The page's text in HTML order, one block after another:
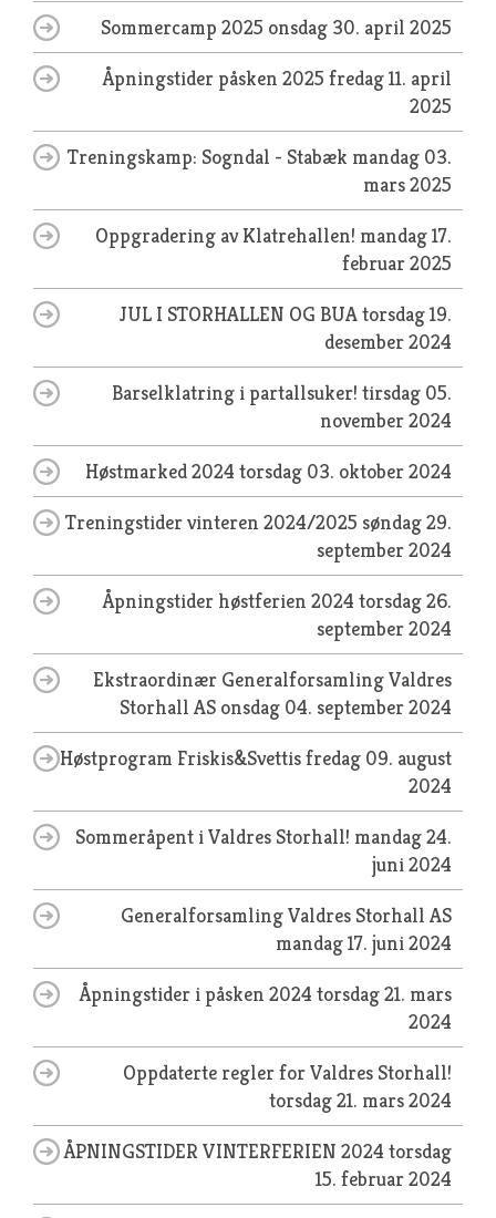
Sommercamp 2025 onsdag 30. april 2025
Åpningstider påsken 2025 fredag 11. april
2025
Treningskamp: Sogndal - Stabæk mandag 03.
mars 2025
Oppgradering av Klatrehallen! mandag 17.
februar 2025
JUL I STORHALLEN OG BUAtorsdag 19.
desember 2024
Barselklatring i partallsuker! tirsdag 05.
november 2024
Høstmarked 2024 torsdag 03. oktober 2024
Treningstider vinteren 2024/2025 søndag 29.
september 2024
Åpningstider høstferien 2024 torsdag 26.
september 2024
Ekstraordinær Generalforsamling Valdres
Storhall AS onsdag 04. september 2024
Høstprogram Friskis&Svettisfredag 09. august
2024
Sommeråpent i Valdres Storhall! mandag 24.
juni 2024
Generalforsamling Valdres Storhall AS
mandag 17. juni 2024
Åpningstider i påsken 2024 torsdag 21. mars
2024
Oppdaterte regler for Valdres Storhall!
torsdag 21. mars 2024
ÅPNINGSTIDER VINTERFERIEN 2024 torsdag
15. februar 2024